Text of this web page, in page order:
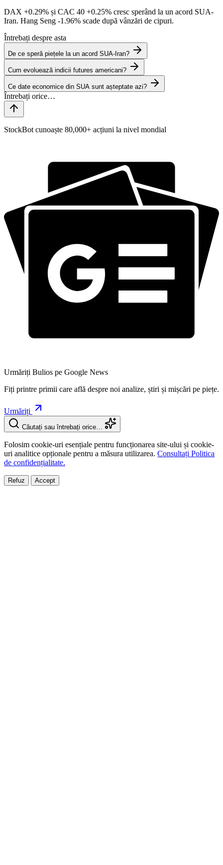
DAX +0.29% și CAC 40 +0.25% cresc sperând la un acord SUA-
Iran. Hang Seng -1.96% scade după vânzări de cipuri.
Întrebați despre asta
De ce speră piețele la un acord SUA-Iran?
Cum evoluează indicii futures americani?
Ce date economice din SUA sunt așteptate azi?
StockBot cunoaște 80,000+ acțiuni la nivel mondial
Urmăriți Bulios pe Google News
Fiți printre primii care află despre noi analize, știri și mișcări pe piețe.
Urmăriți
Căutați sau întrebați orice…
Folosim cookie-uri esențiale pentru funcționarea site-ului și cookie-
uri analitice opționale pentru a măsura utilizarea. Consultați Politica
de confidențialitate.
Refuz Accept